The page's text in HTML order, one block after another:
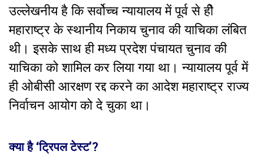
उल्लेखनीय है कि सर्वोच्च न्यायालय में पूर्व से हीे
महाराष्ट्र के स्थानीय निकाय चुनाव की याचिका लंबित
थी। इसके साथ ही मध्य प्रदेश पंचायत चुनाव की
याचिका को शामिल कर लिया गया था। न्यायालय पूर्व में
ही ओबीसी आरक्षण रद्द करने का आदेश महाराष्ट्र राज्य
निर्वाचन आयोग को दे चुका था।
क्या है ‘ट्रिपल टेस्ट’?